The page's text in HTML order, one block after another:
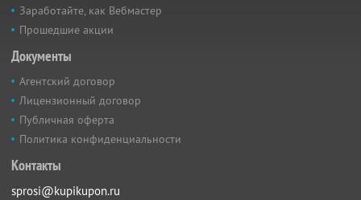
Заработайте, как Вебмастер
Прошедшие акции
Документы
Агентский договор
Лицензионный договор
Публичная оферта
Политика конфиденциальности
Контакты
sprosi@kupikupon.ru